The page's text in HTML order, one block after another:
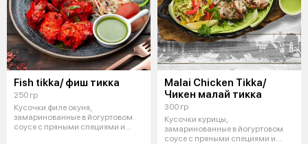
Fish tikka/ фиш тикка
250 гр
Кусочки филе окуня,
замаринованные в йогуртовом
соусе с пряными специями и
Malai Chicken Tikka/
Чикен малай тикка
300 гр
Кусочки курицы,
замаринованные в йогуртовом
соусе с пряными специями и